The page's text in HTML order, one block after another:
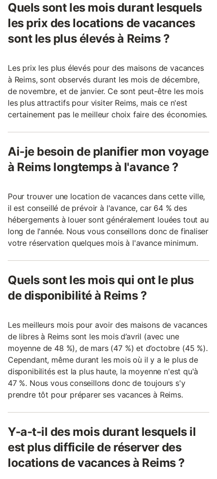
Quels sont les mois durant lesquels
les prix des locations de vacances
sont les plus élevés à Reims ?
Les prix les plus élevés pour des maisons de vacances
à Reims, sont observés durant les mois de décembre,
de novembre, et de janvier. Ce sont peut-être les mois
les plus attractifs pour visiter Reims, mais ce n'est
certainement pas le meilleur choix faire des économies.
Ai-je besoin de planifier mon voyage
à Reims longtemps à l'avance ?
Pour trouver une location de vacances dans cette ville,
il est conseillé de prévoir à l'avance, car 64 % des
hébergements à louer sont généralement louées tout au
long de l'année. Nous vous conseillons donc de finaliser
votre réservation quelques mois à l'avance minimum.
Quels sont les mois qui ont le plus
de disponibilité à Reims ?
Les meilleurs mois pour avoir des maisons de vacances
de libres à Reims sont les mois d’avril (avec une
moyenne de 48 %), de mars (47 %) et d’octobre (45 %).
Cependant, même durant les mois où il y a le plus de
disponibilités est la plus haute, la moyenne n'est qu'à
47 %. Nous vous conseillons donc de toujours s'y
prendre tôt pour préparer ses vacances à Reims.
Y-a-t-il des mois durant lesquels il
est plus difficile de réserver des
locations de vacances à Reims ?